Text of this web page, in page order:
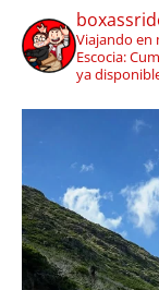
Viajando en
Escocia:
ya